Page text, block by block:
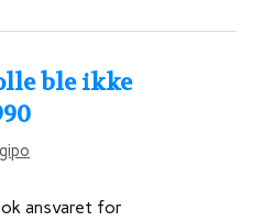
ble ikke
ansvaret for